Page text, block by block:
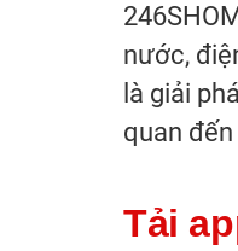
nước,
là giải
quan
Tải